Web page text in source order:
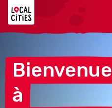
Bienvenue
à